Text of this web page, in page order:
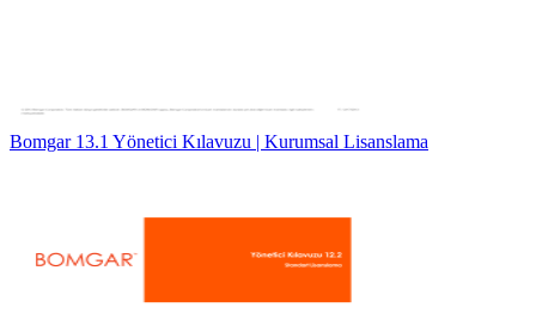
Bomgar 13.1 Yönetici Kılavuzu | Kurumsal Lisanslama